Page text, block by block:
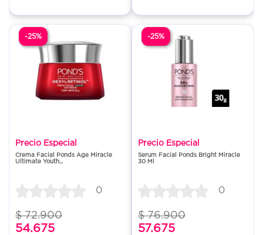
Precio Especial
Crema Facial Ponds Age Miracle
Ultimate Youth...
0
$ 72.900
54.675
-25%
Precio Especial
Serum Facial Ponds Bright Miracle
30 Ml
0
$ 76.900
57.675
-25%